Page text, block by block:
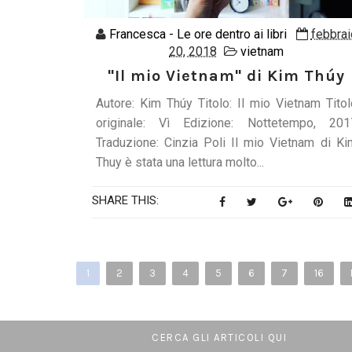
Francesca - Le ore dentro ai libri
20, 2018
vietnam
"Il mio Vietnam" di Kim Thúy
Autore: Kim Thúy Titolo: Il mio Vietnam
originale: Vì Edizione: Nottetempo,
Traduzione: Cinzia Poli Il mio Vietnam di
Thuy è stata una lettura molto...
SHARE THIS:
1 2 3 4 5 6 7
16
CERCA GLI ARTICOLI QUI